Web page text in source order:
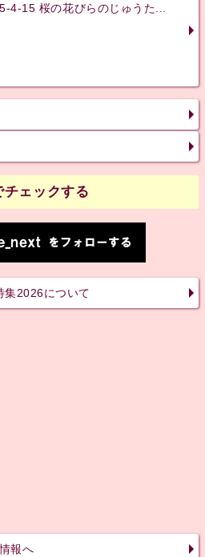
4-15 桜の花びらのじゅうた...
チェックする
集2026について
報へ